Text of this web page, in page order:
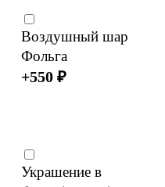
Воздушный шар
Фольга
+550₽
Украшение в